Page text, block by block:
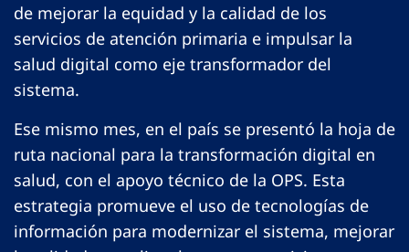
de mejorar la equidad y la calidad de los
servicios de atención primaria e impulsar la
salud digital como eje transformador del
sistema.
Ese mismo mes, en el país se presentó la hoja de
ruta nacional para la transformación digital en
salud, con el apoyo técnico de la OPS. Esta
estrategia promueve el uso de tecnologías de
información para modernizar el sistema, mejorar